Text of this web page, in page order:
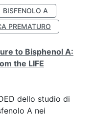
BISFENOLO A
PREMATURO
to Bisphenol A:
the LIFE
dello studio di
A nei